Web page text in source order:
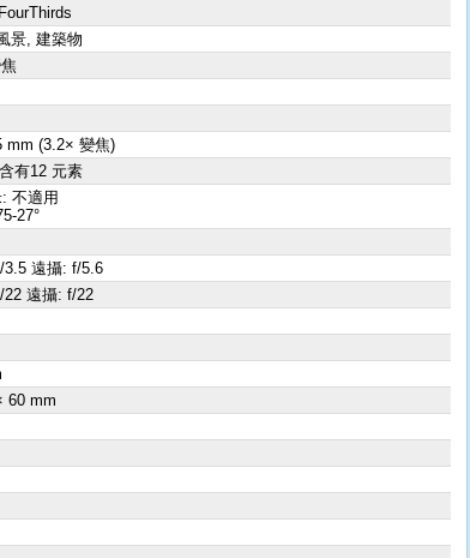
景, 建築物
mm (3.2× 變焦)
有12 元素
不適用
27°
3.5 遠攝: f/5.6
22 遠攝: f/22
60 mm